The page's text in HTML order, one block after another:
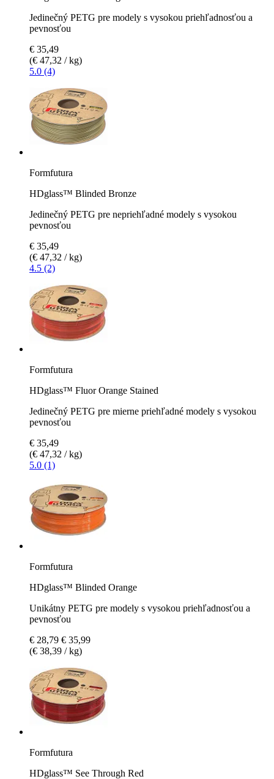
Jedinečný PETG pre modely s vysokou priehľadnosťou a
pevnosťou
€ 35,49
(€ 47,32 / kg)
5.0 (4)
Formfutura
HDglass™ Blinded Bronze
Jedinečný PETG pre nepriehľadné modely s vysokou
pevnosťou
€ 35,49
(€ 47,32 / kg)
4.5 (2)
Formfutura
HDglass™ Fluor Orange Stained
Jedinečný PETG pre mierne priehľadné modely s vysokou
pevnosťou
€ 35,49
(€ 47,32 / kg)
5.0 (1)
Formfutura
HDglass™ Blinded Orange
Unikátny PETG pre modely s vysokou priehľadnosťou a
pevnosťou
€ 28,79 € 35,99
(€ 38,39 / kg)
Formfutura
HDglass™ See Through Red